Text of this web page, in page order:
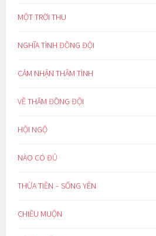
MỘT TRỜI THU
NGHĨA TÌNH ĐỒNG ĐỘI
CẢM NHẬN THÂM TÌNH
VỀ THĂM ĐỒNG ĐỘI
HỘI NGỘ
NÀO CÓ ĐỦ
THỪA TIỀN – SỐNG YÊN
CHIỀU MUỘN